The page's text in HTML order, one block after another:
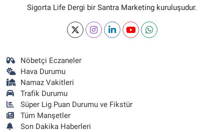
Sigorta Life Dergi bir Santra Marketing kuruluşudur.
Nöbetçi Eczaneler
Hava Durumu
Namaz Vakitleri
Trafik Durumu
Süper Lig Puan Durumu ve Fikstür
Tüm Manşetler
Son Dakika Haberleri